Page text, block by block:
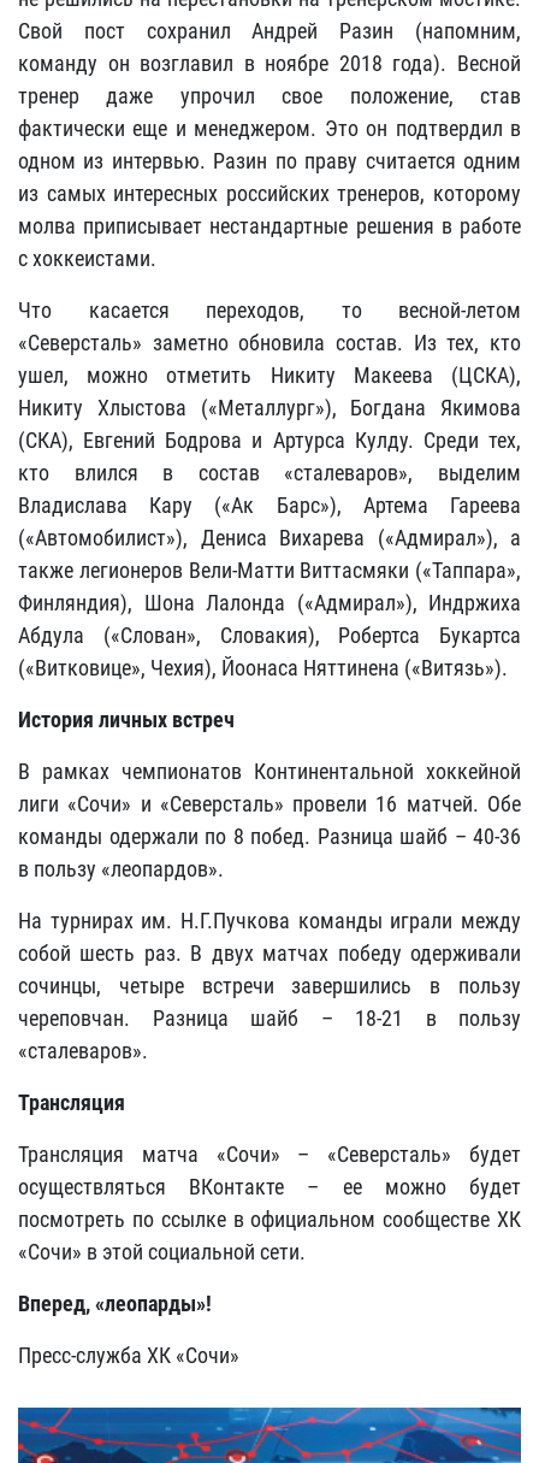
Свой пост сохранил Андрей Разин (напомним,
команду он возглавил в ноябре 2018 года). Весной
тренер даже упрочил свое положение, став
фактически еще и менеджером. Это он подтвердил в
одном из интервью. Разин по праву считается одним
из самых интересных российских тренеров, которому
молва приписывает нестандартные решения в работе
с хоккеистами.
Что касается переходов, то весной-летом
«Северсталь» заметно обновила состав. Из тех, кто
ушел, можно отметить Никиту Макеева (ЦСКА),
Никиту Хлыстова («Металлург»), Богдана Якимова
(СКА), Евгений Бодрова и Артурса Кулду. Среди тех,
кто влился в состав «сталеваров», выделим
Владислава Кару («Ак Барс»), Артема Гареева
(«Автомобилист»), Дениса Вихарева («Адмирал»), а
также легионеров Вели-Матти Виттасмяки («Таппара»,
Финляндия), Шона Лалонда («Адмирал»), Индржиха
Абдула («Слован», Словакия), Робертса Букартса
(«Витковице», Чехия), Йоонаса Няттинена («Витязь»).
История личных встреч
В рамках чемпионатов Континентальной хоккейной
лиги «Сочи» и «Северсталь» провели 16 матчей. Обе
команды одержали по 8 побед. Разница шайб – 40-36
в пользу «леопардов».
На турнирах им. Н.Г.Пучкова команды играли между
собой шесть раз. В двух матчах победу одерживали
сочинцы, четыре встречи завершились в пользу
череповчан. Разница шайб – 18-21 в пользу
«сталеваров».
Трансляция
Трансляция матча «Сочи» – «Северсталь» будет
осуществляться ВКонтакте – ее можно будет
посмотреть по ссылке в официальном сообществе ХК
«Сочи» в этой социальной сети.
Вперед, «леопарды»!
Пресс-служба ХК «Сочи»